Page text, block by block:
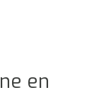
en